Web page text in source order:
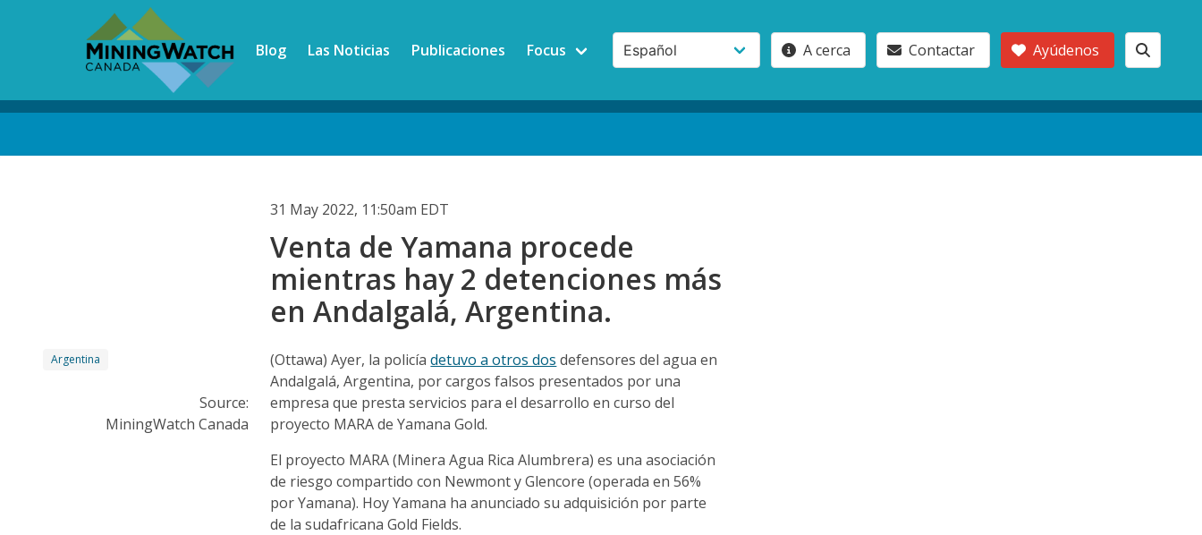
Blog Las Noticias Publicaciones Focus A cerca Contactar Ayúdenos
31 May 2022, 11:50am EDT
Venta de Yamana procede
mientras hay 2 detenciones más
en Andalgalá, Argentina.
Argentina
Source:
MiningWatch Canada
(Ottawa) Ayer, la policíadetuvo a otros dos defensores del agua en
Andalgalá, Argentina, por cargos falsos presentados por una
empresa que presta servicios para el desarrollo en curso del
proyecto MARA de Yamana Gold.
El proyecto MARA (Minera Agua Rica Alumbrera) es una asociación
de riesgo compartido con Newmont y Glencore (operada en 56%
por Yamana). Hoy Yamana ha anunciado su adquisición por parte
de la sudafricana Gold Fields.